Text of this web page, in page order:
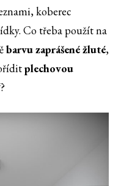
koberec
Co třeba použít na
barvu zaprášené žluté,
plechovou
?